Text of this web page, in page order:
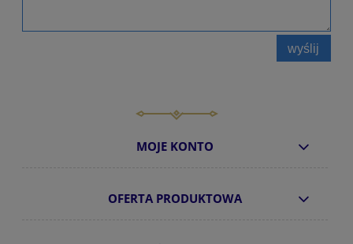
wyślij
MOJE KONTO
OFERTA PRODUKTOWA